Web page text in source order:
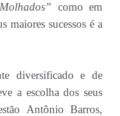
como em
maiores sucessos é a
diversificado e de
a escolha dos seus
Antônio Barros,